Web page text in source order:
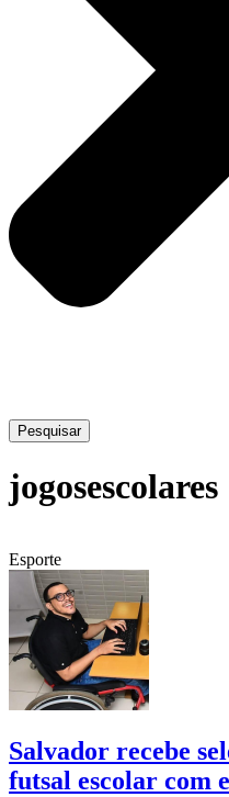
Pesquisar
jogosescolares
Esporte
Salvador recebe
futsal escolar com